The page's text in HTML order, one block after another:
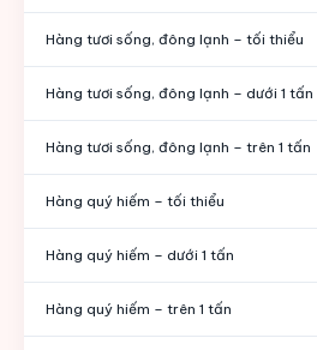
Hàng tươi sống, đông lạnh – tối thiểu
Hàng tươi sống, đông lạnh – dưới 1 tấn
Hàng tươi sống, đông lạnh – trên 1 tấn
Hàng quý hiếm – tối thiểu
Hàng quý hiếm – dưới 1 tấn
Hàng quý hiếm – trên 1 tấn